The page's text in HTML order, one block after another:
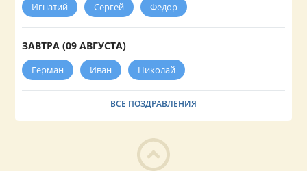
Игнатий Сергей Федор
ЗАВТРА (09 АВГУСТА)
Герман Иван Николай
ВСЕ ПОЗДРАВЛЕНИЯ